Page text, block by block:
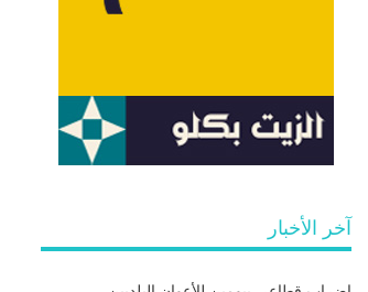
آخر الأخبار